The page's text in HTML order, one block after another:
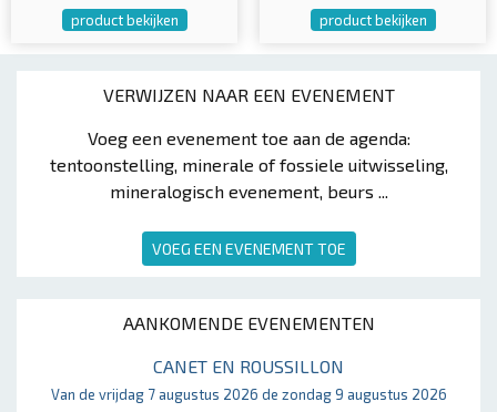
VERWIJZEN NAAR EEN EVENEMENT
Voeg een evenement toe aan de agenda:
tentoonstelling, minerale of fossiele uitwisseling,
mineralogisch evenement, beurs ...
VOEG EEN EVENEMENT TOE
AANKOMENDE EVENEMENTEN
CANET EN ROUSSILLON
Van de vrijdag 7 augustus 2026 de zondag 9 augustus 2026
product bekijken product bekijken